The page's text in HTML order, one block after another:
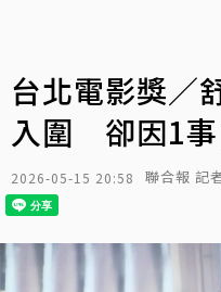
台北電影獎／
入圍 卻因1事
2026-05-15 20:58 聯合報 記